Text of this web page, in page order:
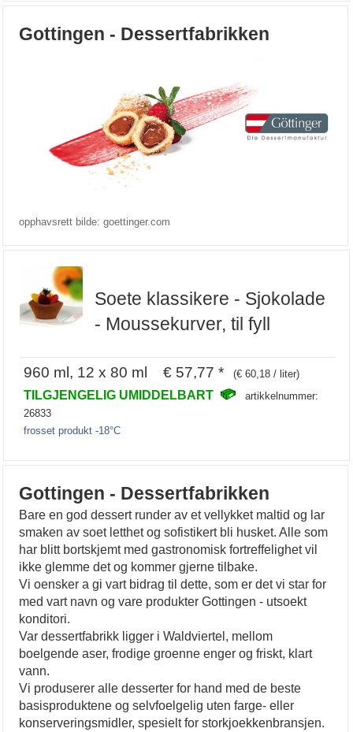
Gottingen - Dessertfabrikken
opphavsrett bilde: goettinger.com
Soete klassikere - Sjokolade
- Moussekurver, til fyll
960 ml, 12 x 80 ml € 57,77 * (€ 60,18 / liter)
TILGJENGELIG UMIDDELBART
artikkelnummer:
26833
frosset produkt -18°C
Gottingen - Dessertfabrikken
Bare en god dessert runder av et vellykket maltid og lar
smaken av soet letthet og sofistikert bli husket. Alle som
har blitt bortskjemt med gastronomisk fortreffelighet vil
ikke glemme det og kommer gjerne tilbake.
Vi oensker a gi vart bidrag til dette, som er det vi star for
med vart navn og vare produkter Gottingen - utsoekt
konditori.
Var dessertfabrikk ligger i Waldviertel, mellom
boelgende aser, frodige groenne enger og friskt, klart
vann.
Vi produserer alle desserter for hand med de beste
basisproduktene og selvfoelgelig uten farge- eller
konserveringsmidler, spesielt for storkjoekkenbransjen.